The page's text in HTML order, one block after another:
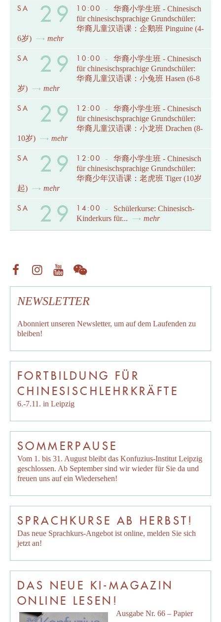
SA 29 10:00 -
华裔小学生班 - Chinesisch
für chinesischsprachige Grundschüler:
华裔儿童汉语课：企鹅班 Pinguine (4-
6岁)
mehr
SA 29 10:00 -
华裔小学生班 - Chinesisch
für chinesischsprachige Grundschüler:
华裔儿童汉语课：小兔班 Hasen (6-8
岁)
mehr
SA 29 12:00 -
华裔小学生班 - Chinesisch
für chinesischsprachige Grundschüler:
华裔儿童汉语课：小龙班 Drachen (8-
10岁)
mehr
SA 29 12:00 -
华裔小学生班 - Chinesisch
für chinesischsprachige Grundschüler:
华裔少年汉语课：老虎班 Tiger (10岁
起)
mehr
SA 29 14:00 -
Schülerkurse: Chinesisch-
Kinderkurs für...
mehr
NEWSLETTER
Abonniert unseren Newsletter, um auf dem Laufenden zu
bleiben!
FORTBILDUNG FÜR
CHINESISCHLEHRKRÄFTE
6.-7.11. in Leipzig
SOMMERPAUSE
Vom 1. bis 31. August bleibt das Konfuzius-Institut Leipzig
geschlossen. Ab September sind wir wieder für Sie da und
freuen uns auf ein Wiedersehen!
SPRACHKURSE AB HERBST!
Das neue Sprachkurs-Angebot ist online, melden Sie sich
jetzt an!
DAS NEUE KI-MAGAZIN
ONLINE LESEN!
Ausgabe Nr. 66 – Papier